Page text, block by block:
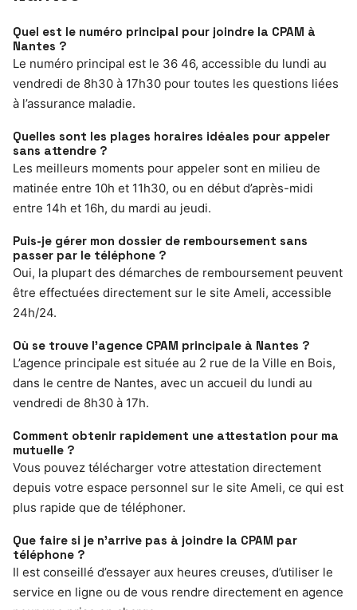
Quel est le numéro principal pour joindre la CPAM à
Nantes ?
Le numéro principal est le 36 46, accessible du lundi au
vendredi de 8h30 à 17h30 pour toutes les questions liées
à l’assurance maladie.
Quelles sont les plages horaires idéales pour appeler
sans attendre ?
Les meilleurs moments pour appeler sont en milieu de
matinée entre 10h et 11h30, ou en début d’après-midi
entre 14h et 16h, du mardi au jeudi.
Puis-je gérer mon dossier de remboursement sans
passer par le téléphone ?
Oui, la plupart des démarches de remboursement peuvent
être effectuées directement sur le site Ameli, accessible
24h/24.
Où se trouve l’agence CPAM principale à Nantes ?
L’agence principale est située au 2 rue de la Ville en Bois,
dans le centre de Nantes, avec un accueil du lundi au
vendredi de 8h30 à 17h.
Comment obtenir rapidement une attestation pour ma
mutuelle ?
Vous pouvez télécharger votre attestation directement
depuis votre espace personnel sur le site Ameli, ce qui est
plus rapide que de téléphoner.
Que faire si je n’arrive pas à joindre la CPAM par
téléphone ?
Il est conseillé d’essayer aux heures creuses, d’utiliser le
service en ligne ou de vous rendre directement en agence